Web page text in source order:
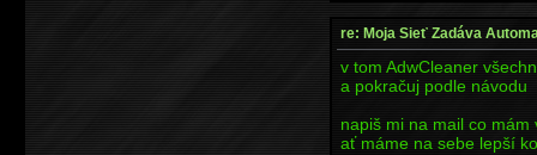
re: Moja Sieť Zadáva
v tom AdwCleaner
a pokračuj podle návodu
napiš mi na mail co mám
ať máme na sebe lepší